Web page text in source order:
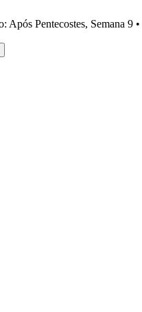
Após Pentecostes, Semana 9